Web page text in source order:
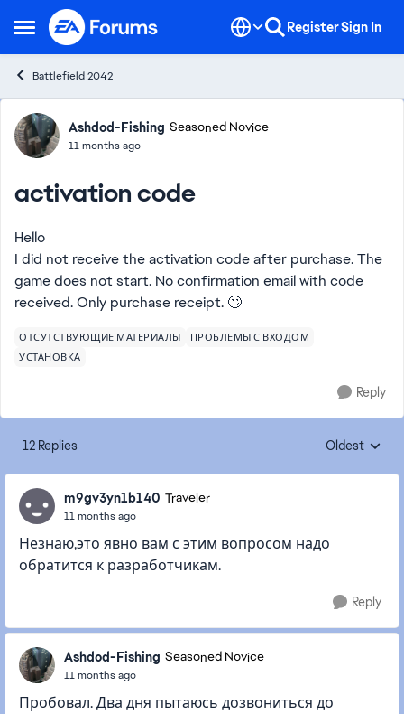
Open Side Menu
Skip to content RegisterSign In
Battlefield 2042
Forum Discussion
Ashdod-Fishing Seasoned Novice
11 months ago
activation code
Hello
I did not receive the activation code after purchase. The
game does not start. No confirmation email with code
received. Only purchase receipt. 🙄
ОТСУТСТВУЮЩИЕ МАТЕРИАЛЫ
ПРОБЛЕМЫ С ВХОДОМ
УСТАНОВКА
Reply
12 Replies Replies
Oldest
m9gv3yn1b140 Traveler
11 months ago
Незнаю,это явно вам с этим вопросом надо
обратится к разработчикам.
Reply
Ashdod-Fishing Seasoned Novice
11 months ago
Пробовал. Два дня пытаюсь дозвониться до